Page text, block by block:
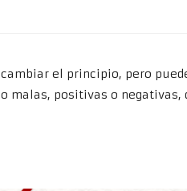
el principio, pero
malas, positivas o